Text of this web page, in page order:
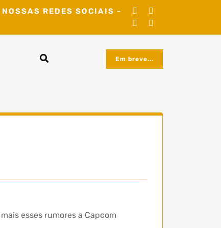
REDES SOCIAIS -
Em breve...
esses rumores a Capcom